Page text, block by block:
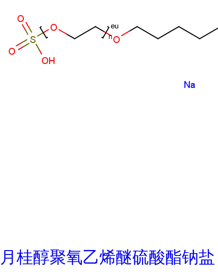
月桂醇聚氧乙烯醚硫酸酯钠盐